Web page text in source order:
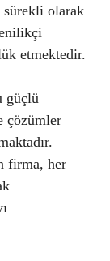
sürekli olarak
etmektedir.
güçlü
çözümler
firma, her